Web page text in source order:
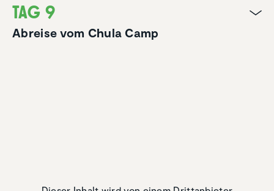
Tag 9
Abreise vom Chula Camp